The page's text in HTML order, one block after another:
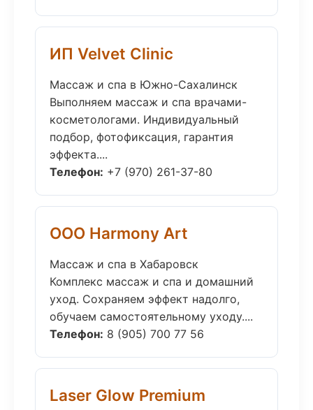
ИП Velvet Clinic
Массаж и спа в Южно-Сахалинск
Выполняем массаж и спа врачами-
косметологами. Индивидуальный
подбор, фотофиксация, гарантия
эффекта....
Телефон: +7 (970) 261-37-80
ООО Harmony Art
Массаж и спа в Хабаровск
Комплекс массаж и спа и домашний
уход. Сохраняем эффект надолго,
обучаем самостоятельному уходу....
Телефон: 8 (905) 700 77 56
Laser Glow Premium